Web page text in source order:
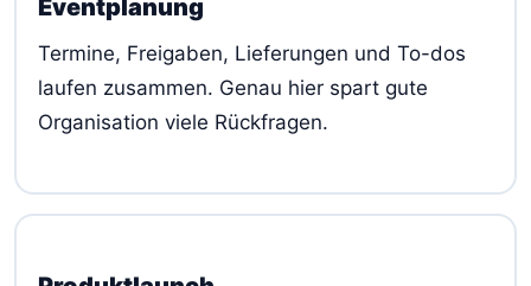
Eventplanung
Termine, Freigaben, Lieferungen und To-dos
laufen zusammen. Genau hier spart gute
Organisation viele Rückfragen.